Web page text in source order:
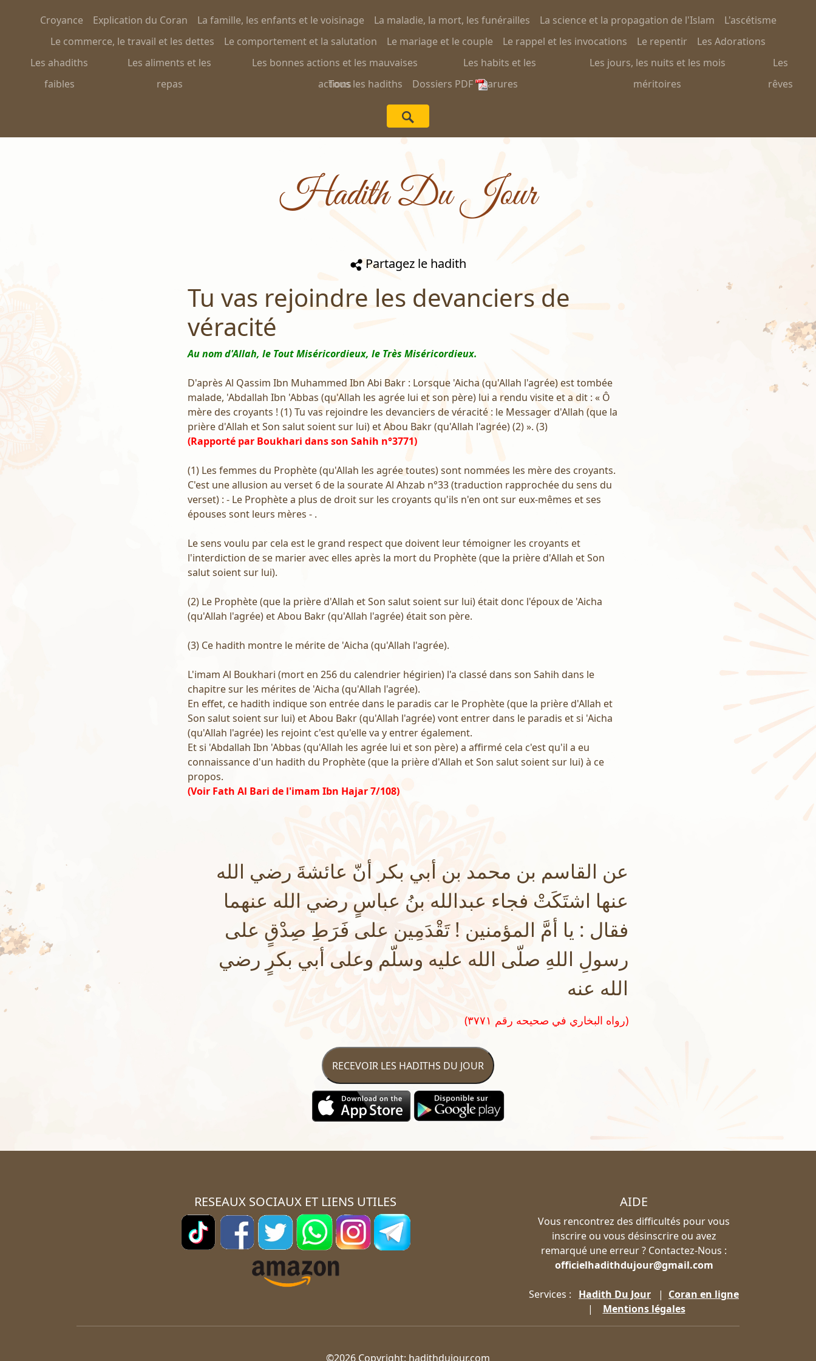
Croyance Explication du Coran La famille, les enfants et le voisinage La maladie, la mort, les funérailles La science et la propagation de l'Islam
L'ascétisme
Le commerce, le travail et les dettes
Le comportement et la salutation Le mariage et le couple Le rappel et les invocations Le repentir
Les Adorations
Les ahadiths
faibles
Les aliments et les
repas
Les bonnes actions et les mauvaises
actions
Les habits et les
parures
Les jours, les nuits et les mois
méritoires
Les
rêves
Tous les hadiths Dossiers PDF
Hadith Du Jour
Partagez le hadith
Tu vas rejoindre les devanciers de
véracité
Au nom d'Allah, le Tout Miséricordieux, le Très Miséricordieux.
D'après Al Qassim Ibn Muhammed Ibn Abi Bakr : Lorsque 'Aicha (qu'Allah l'agrée) est tombée
malade, 'Abdallah Ibn 'Abbas (qu'Allah les agrée lui et son père) lui a rendu visite et a dit : « Ô
mère des croyants ! (1) Tu vas rejoindre les devanciers de véracité : le Messager d'Allah (que la
prière d'Allah et Son salut soient sur lui) et Abou Bakr (qu'Allah l'agrée) (2) ». (3)
(Rapporté par Boukhari dans son Sahih n°3771)
(1) Les femmes du Prophète (qu'Allah les agrée toutes) sont nommées les mère des croyants.
C'est une allusion au verset 6 de la sourate Al Ahzab n°33 (traduction rapprochée du sens du
verset) : - Le Prophète a plus de droit sur les croyants qu'ils n'en ont sur eux-mêmes et ses
épouses sont leurs mères - .
Le sens voulu par cela est le grand respect que doivent leur témoigner les croyants et
l'interdiction de se marier avec elles après la mort du Prophète (que la prière d'Allah et Son
salut soient sur lui).
(2) Le Prophète (que la prière d'Allah et Son salut soient sur lui) était donc l'époux de 'Aicha
(qu'Allah l'agrée) et Abou Bakr (qu'Allah l'agrée) était son père.
(3) Ce hadith montre le mérite de 'Aicha (qu'Allah l'agrée).
L'imam Al Boukhari (mort en 256 du calendrier hégirien) l'a classé dans son Sahih dans le
chapitre sur les mérites de 'Aicha (qu'Allah l'agrée).
En effet, ce hadith indique son entrée dans le paradis car le Prophète (que la prière d'Allah et
Son salut soient sur lui) et Abou Bakr (qu'Allah l'agrée) vont entrer dans le paradis et si 'Aicha
(qu'Allah l'agrée) les rejoint c'est qu'elle va y entrer également.
Et si 'Abdallah Ibn 'Abbas (qu'Allah les agrée lui et son père) a affirmé cela c'est qu'il a eu
connaissance d'un hadith du Prophète (que la prière d'Allah et Son salut soient sur lui) à ce
propos.
(Voir Fath Al Bari de l'imam Ibn Hajar 7/108)
عن القاسم بن محمد بن أبي بكر أنّ عائشةَ رضي الله
عنها اشتَكَتْ فجاء عبدالله بنُ عباسٍ رضي الله عنهما
فقال : يا أمَّ المؤمنين ! تَقْدَمِين على فَرَطِ صِدْقٍ على
رسولِ اللهِ صلّى الله عليه وسلّم وعلى أبي بكرٍ رضي
الله عنه
(رواه البخاري في صحيحه رقم ٣٧٧١)
RECEVOIR LES HADITHS DU JOUR
RESEAUX SOCIAUX ET LIENS UTILES AIDE
Vous rencontrez des difficultés pour vous
inscrire ou vous désinscrire ou avez
remarqué une erreur ? Contactez-Nous :
officielhadithdujour@gmail.com
Services : Hadith Du Jour | Coran en ligne
| Mentions légales
©2026 Copyright: hadithdujour.com